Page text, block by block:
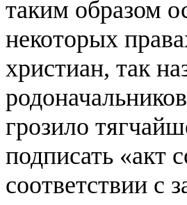
таким образом
некоторых
христиан, так
грозило
подписать «акт
соответствии с